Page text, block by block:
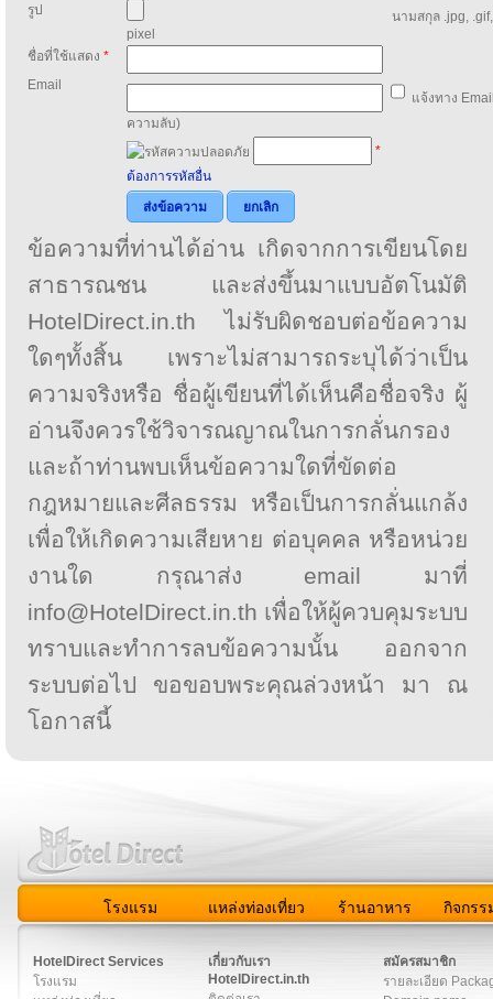
รูป
นามสกุล .jpg,
pixel
ชื่อที่ใช้แสดง *
Email
แจ้งทาง
ความลับ)
*
ต้องการรหัสอื่น
ส่งข้อความ
ยกเลิก
ข้อความที่ท่านได้อ่าน เกิดจากการเขียนโดย
สาธารณชน และส่งขึ้นมาแบบอัตโนมัติ
HotelDirect.in.th ไม่รับผิดชอบต่อข้อความ
ใดๆทั้งสิ้น เพราะไม่สามารถระบุได้ว่าเป็น
ความจริงหรือ ชื่อผู้เขียนที่ได้เห็นคือชื่อจริง ผู้
อ่านจึงควรใช้วิจารณญาณในการกลั่นกรอง
และถ้าท่านพบเห็นข้อความใดที่ขัดต่อ
กฎหมายและศีลธรรม หรือเป็นการกลั่นแกล้ง
เพื่อให้เกิดความเสียหาย ต่อบุคคล หรือหน่วย
งานใด กรุณาส่ง email มาที่
info@HotelDirect.in.th เพื่อให้ผู้ควบคุมระบบ
ทราบและทำการลบข้อความนั้น ออกจาก
ระบบต่อไป ขอขอบพระคุณล่วงหน้า มา ณ
โอกาสนี้
โรงแรม แหล่งท่องเที่ยว ร้านอาหาร กิจกรร
HotelDirect Services
โรงแรม
เกี่ยวกับเรา
HotelDirect.in.th
สมัครสมาชิก
รายละเอียด